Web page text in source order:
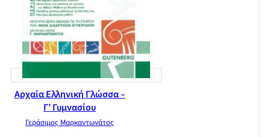
Αρχαία Ελληνική Γλώσσα –
Γ’ Γυμνασίου
Γεράσιμος Μαρκαντωνάτος